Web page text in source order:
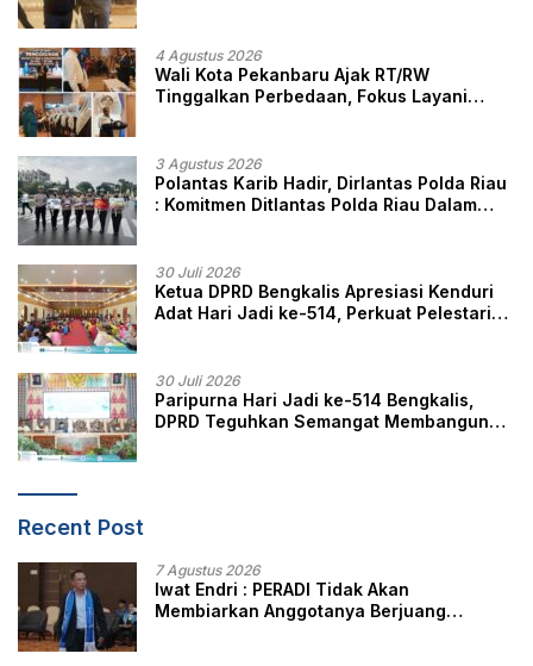
4 Agustus 2026
Wali Kota Pekanbaru Ajak RT/RW
Tinggalkan Perbedaan, Fokus Layani
3 Agustus 2026
Polantas Karib Hadir, Dirlantas Polda Riau
: Komitmen Ditlantas Polda Riau Dalam
30 Juli 2026
Ketua DPRD Bengkalis Apresiasi Kenduri
Adat Hari Jadi ke-514, Perkuat Pelestarian
30 Juli 2026
Paripurna Hari Jadi ke-514 Bengkalis,
DPRD Teguhkan Semangat Membangun
Recent Post
7 Agustus 2026
Iwat Endri : PERADI Tidak Akan
Membiarkan Anggotanya Berjuang